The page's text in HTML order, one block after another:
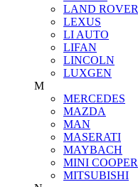
LAND ROVER
LEXUS
LI AUTO
LIFAN
LINCOLN
LUXGEN
M
MERCEDES
MAZDA
MAN
MASERATI
MAYBACH
MINI COOPER
MITSUBISHI